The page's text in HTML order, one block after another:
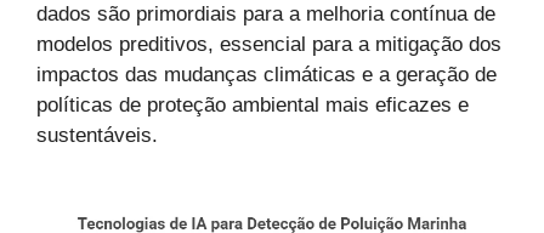
dados são primordiais para a melhoria contínua de
modelos preditivos, essencial para a mitigação dos
impactos das mudanças climáticas e a geração de
políticas de proteção ambiental mais eficazes e
sustentáveis.